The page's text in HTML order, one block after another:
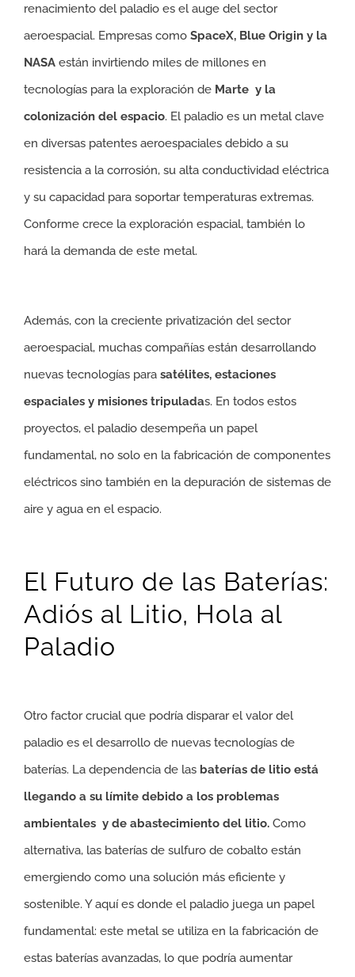
renacimiento del paladio es el auge del sector
aeroespacial. Empresas como SpaceX, Blue Origin y la
NASA están invirtiendo miles de millones en
tecnologías para la exploración de Marte y la
colonización del espacio. El paladio es un metal clave
en diversas patentes aeroespaciales debido a su
resistencia a la corrosión, su alta conductividad eléctrica
y su capacidad para soportar temperaturas extremas.
Conforme crece la exploración espacial, también lo
hará la demanda de este metal.
Además, con la creciente privatización del sector
aeroespacial, muchas compañías están desarrollando
nuevas tecnologías para satélites, estaciones
espaciales y misiones tripuladas. En todos estos
proyectos, el paladio desempeña un papel
fundamental, no solo en la fabricación de componentes
eléctricos sino también en la depuración de sistemas de
aire y agua en el espacio.
El Futuro de las Baterías:
Adiós al Litio, Hola al
Paladio
Otro factor crucial que podría disparar el valor del
paladio es el desarrollo de nuevas tecnologías de
baterías. La dependencia de las baterías de litio está
llegando a su límite debido a los problemas
ambientales y de abastecimiento del litio. Como
alternativa, las baterías de sulfuro de cobalto están
emergiendo como una solución más eficiente y
sostenible. Y aquí es donde el paladio juega un papel
fundamental: este metal se utiliza en la fabricación de
estas baterías avanzadas, lo que podría aumentar